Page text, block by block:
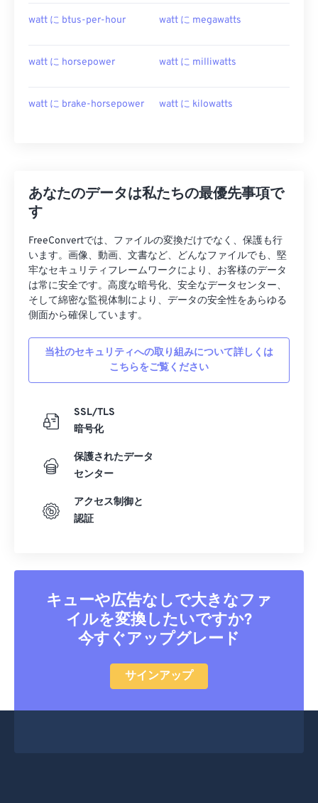
watt に btus-per-hour watt に megawatts
watt に horsepower watt に milliwatts
watt に brake-horsepower watt に kilowatts
あなたのデータは私たちの最優先事項で
す
FreeConvertでは、ファイルの変換だけでなく、保護も行
います。画像、動画、文書など、どんなファイルでも、堅
牢なセキュリティフレームワークにより、お客様のデータ
は常に安全です。高度な暗号化、安全なデータセンター、
そして綿密な監視体制により、データの安全性をあらゆる
側面から確保しています。
当社のセキュリティへの取り組みについて詳しくは
こちらをご覧ください
SSL/TLS
暗号化
保護されたデータ
センター
アクセス制御と
認証
キューや広告なしで大きなファ
イルを変換したいですか?
今すぐアップグレード
サインアップ